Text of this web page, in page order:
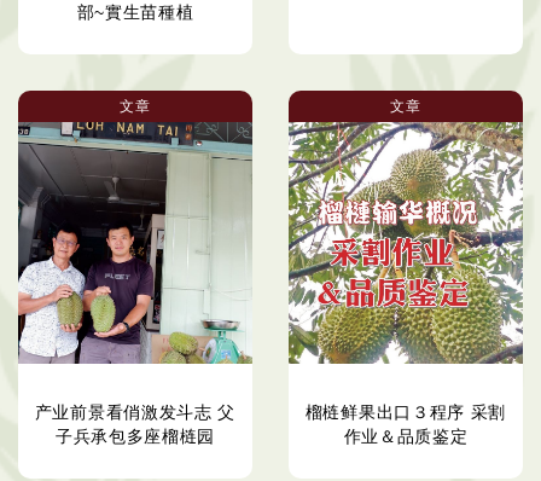
部~實生苗種植
文章
产业前景看俏激发斗志 父
子兵承包多座榴梿园
文章
榴梿鲜果出口３程序 采割
作业＆品质鉴定